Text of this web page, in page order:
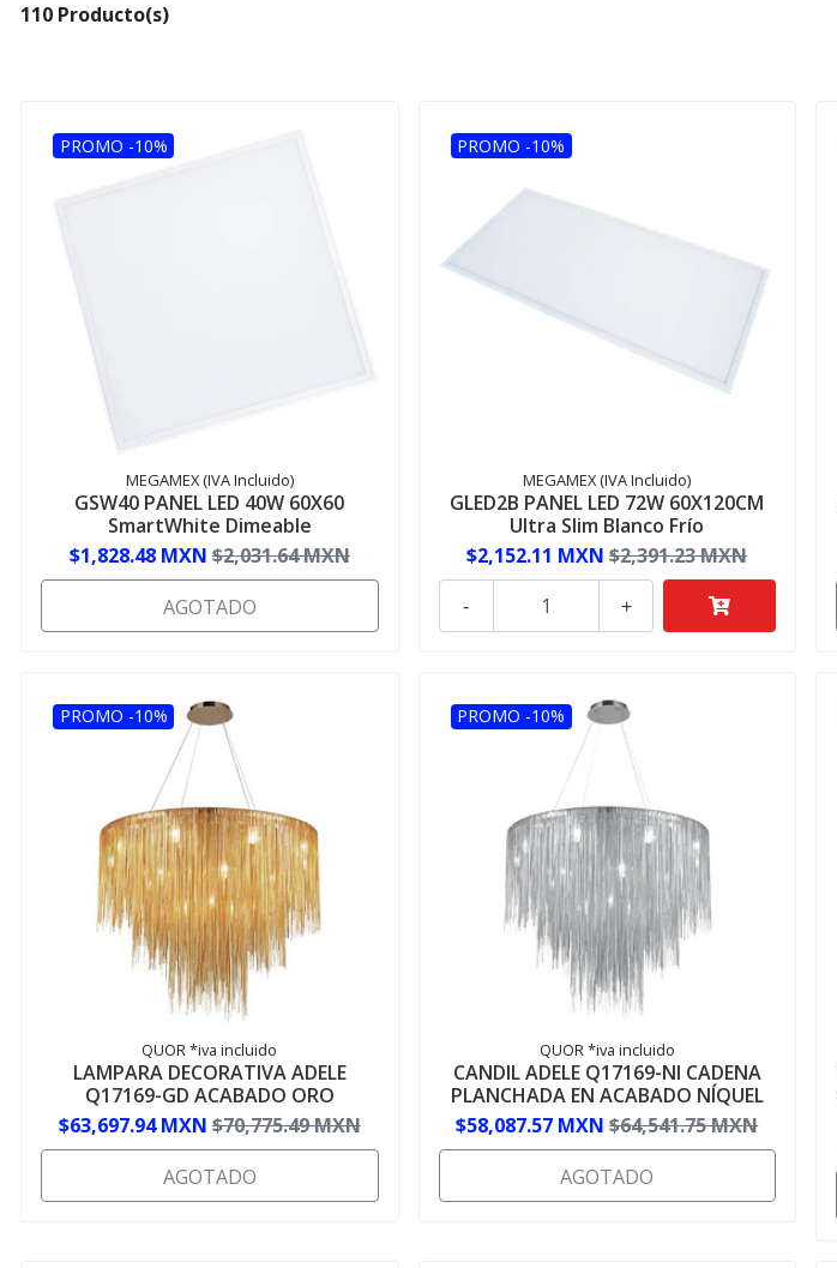
110 Producto(s)
PROMO -10%
MEGAMEX (IVA Incluido)
GSW40 PANEL LED 40W 60X60
SmartWhite Dimeable
$1,828.48 MXN $2,031.64 MXN
AGOTADO
PROMO -10%
MEGAMEX (IVA Incluido)
GLED2B PANEL LED 72W 60X120CM
Ultra Slim Blanco Frío
$2,152.11 MXN $2,391.23 MXN
+
-
PROMO -10%
QUOR *iva incluido
LAMPARA DECORATIVA ADELE
Q17169-GD ACABADO ORO
$63,697.94 MXN $70,775.49 MXN
AGOTADO
PROMO -10%
QUOR *iva incluido
CANDIL ADELE Q17169-NI CADENA
PLANCHADA EN ACABADO NÍQUEL
$58,087.57 MXN $64,541.75 MXN
AGOTADO